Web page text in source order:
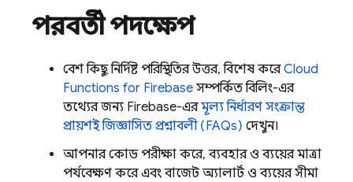
পরবর্তী পদক্ষেপ
বেশ কিছু নির্দিষ্ট পরিস্থিতির উত্তর, বিশেষ করেCloud
Functions for Firebase সম্পর্কিত বিলিং-এর
তথ্যের জন্য Firebase-এরমূল্য নির্ধারণ সংক্রান্ত
প্রায়শই জিজ্ঞাসিত প্রশ্নাবলী (FAQs) দেখুন।
আপনার কোড পরীক্ষা করে, ব্যবহার ও ব্যয়ের মাত্রা
পর্যবেক্ষণ করে এবং বাজেট অ্যালার্ট ও ব্যয়ের সীমা